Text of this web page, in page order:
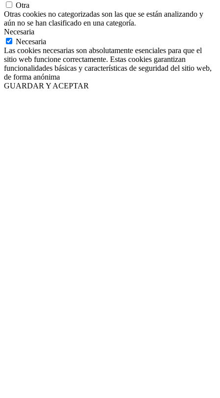
Otra
Otras cookies no categorizadas son las que se están analizando y
aún no se han clasificado en una categoría.
Necesaria
Necesaria
Las cookies necesarias son absolutamente esenciales para que el
sitio web funcione correctamente. Estas cookies garantizan
funcionalidades básicas y características de seguridad del sitio web,
de forma anónima
GUARDAR Y ACEPTAR